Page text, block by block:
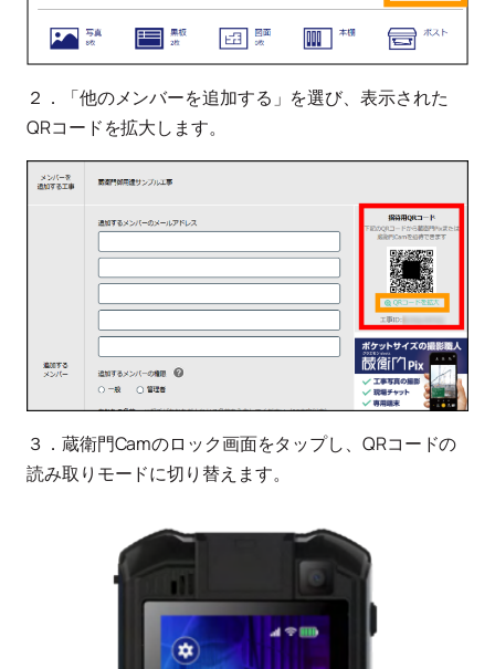
２．「他のメンバーを追加する」を選び、表示された
QRコードを拡大します。
３．蔵衛門Camのロック画面をタップし、QRコードの
読み取りモードに切り替えます。